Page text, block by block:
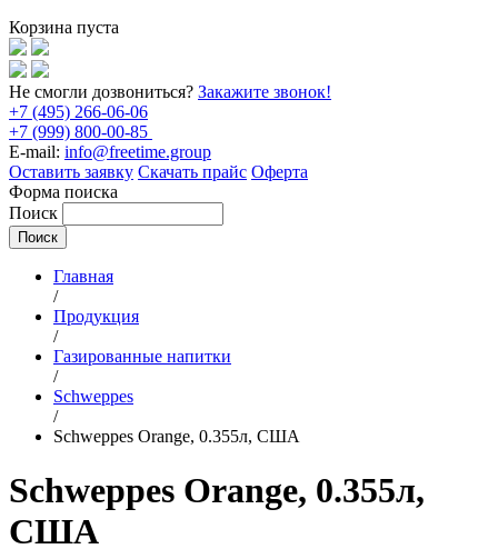
Корзина пуста
Не смогли дозвониться? Закажите звонок!
+7 (495) 266-06-06
+7 (999) 800-00-85
E-mail: info@freetime.group
Оставить заявку Скачать прайс Оферта
Форма поиска
Поиск
Главная
/
Продукция
/
Газированные напитки
/
Schweppes
/
Schweppes Orange, 0.355л, США
Schweppes Orange, 0.355л,
США